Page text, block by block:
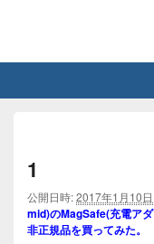
1
公開日時:2017年1月10日
mid)のMagSafe(充電アダ
非正規品を買ってみた。